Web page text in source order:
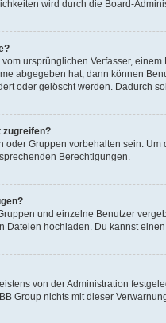
wird durch die Board-
ursprünglichen Verfasser,
abgegeben hat, dann können
oder gelöscht werden. Dadurch
zugreifen?
oder Gruppen vorbehalten sein.
Berechtigungen.
und einzelne Benutzer
Dateien hochladen. Du kannst
von der Administration
Group nichts mit dieser